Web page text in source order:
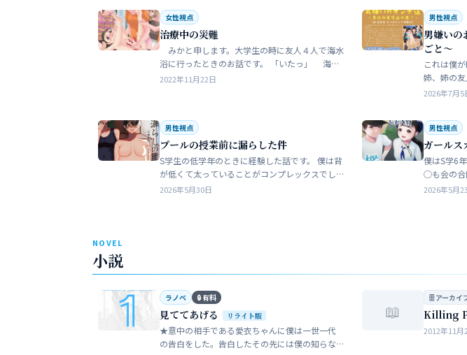
女性視点
治療中の災難
みかと申します。大学生の時に友人４人で海水
浴に行ったときのお話です。 「いたっ」 海水
浴場で泳いでいたら、友人のしいなが空瓶で足
2022年11月22日
男性視点
男嫌いの
ごと〜
これは僕
姉、姉の
親達、計9
2026年7月5
男性視点
プールの授業前に漏らした件
S学生の低学年のときに経験した話です。 僕は背
が低くて太っていることがコンプレックスでし
た。普段は引っ込み思案で大人しい性格をして
2026年5月30日
男性視点
ガールス
僕はS学6
◯も会の合
勝手に申し
2026年5月
NOVEL
小説
ラノベ 🔒 有料
見ててあげる リライト版
★意中の相手である愛衣ちゃんに僕は一世一代
の告白をした。告白したその先には僕の知らな
📖
🗄 アーカイ
Killing
2012年11月